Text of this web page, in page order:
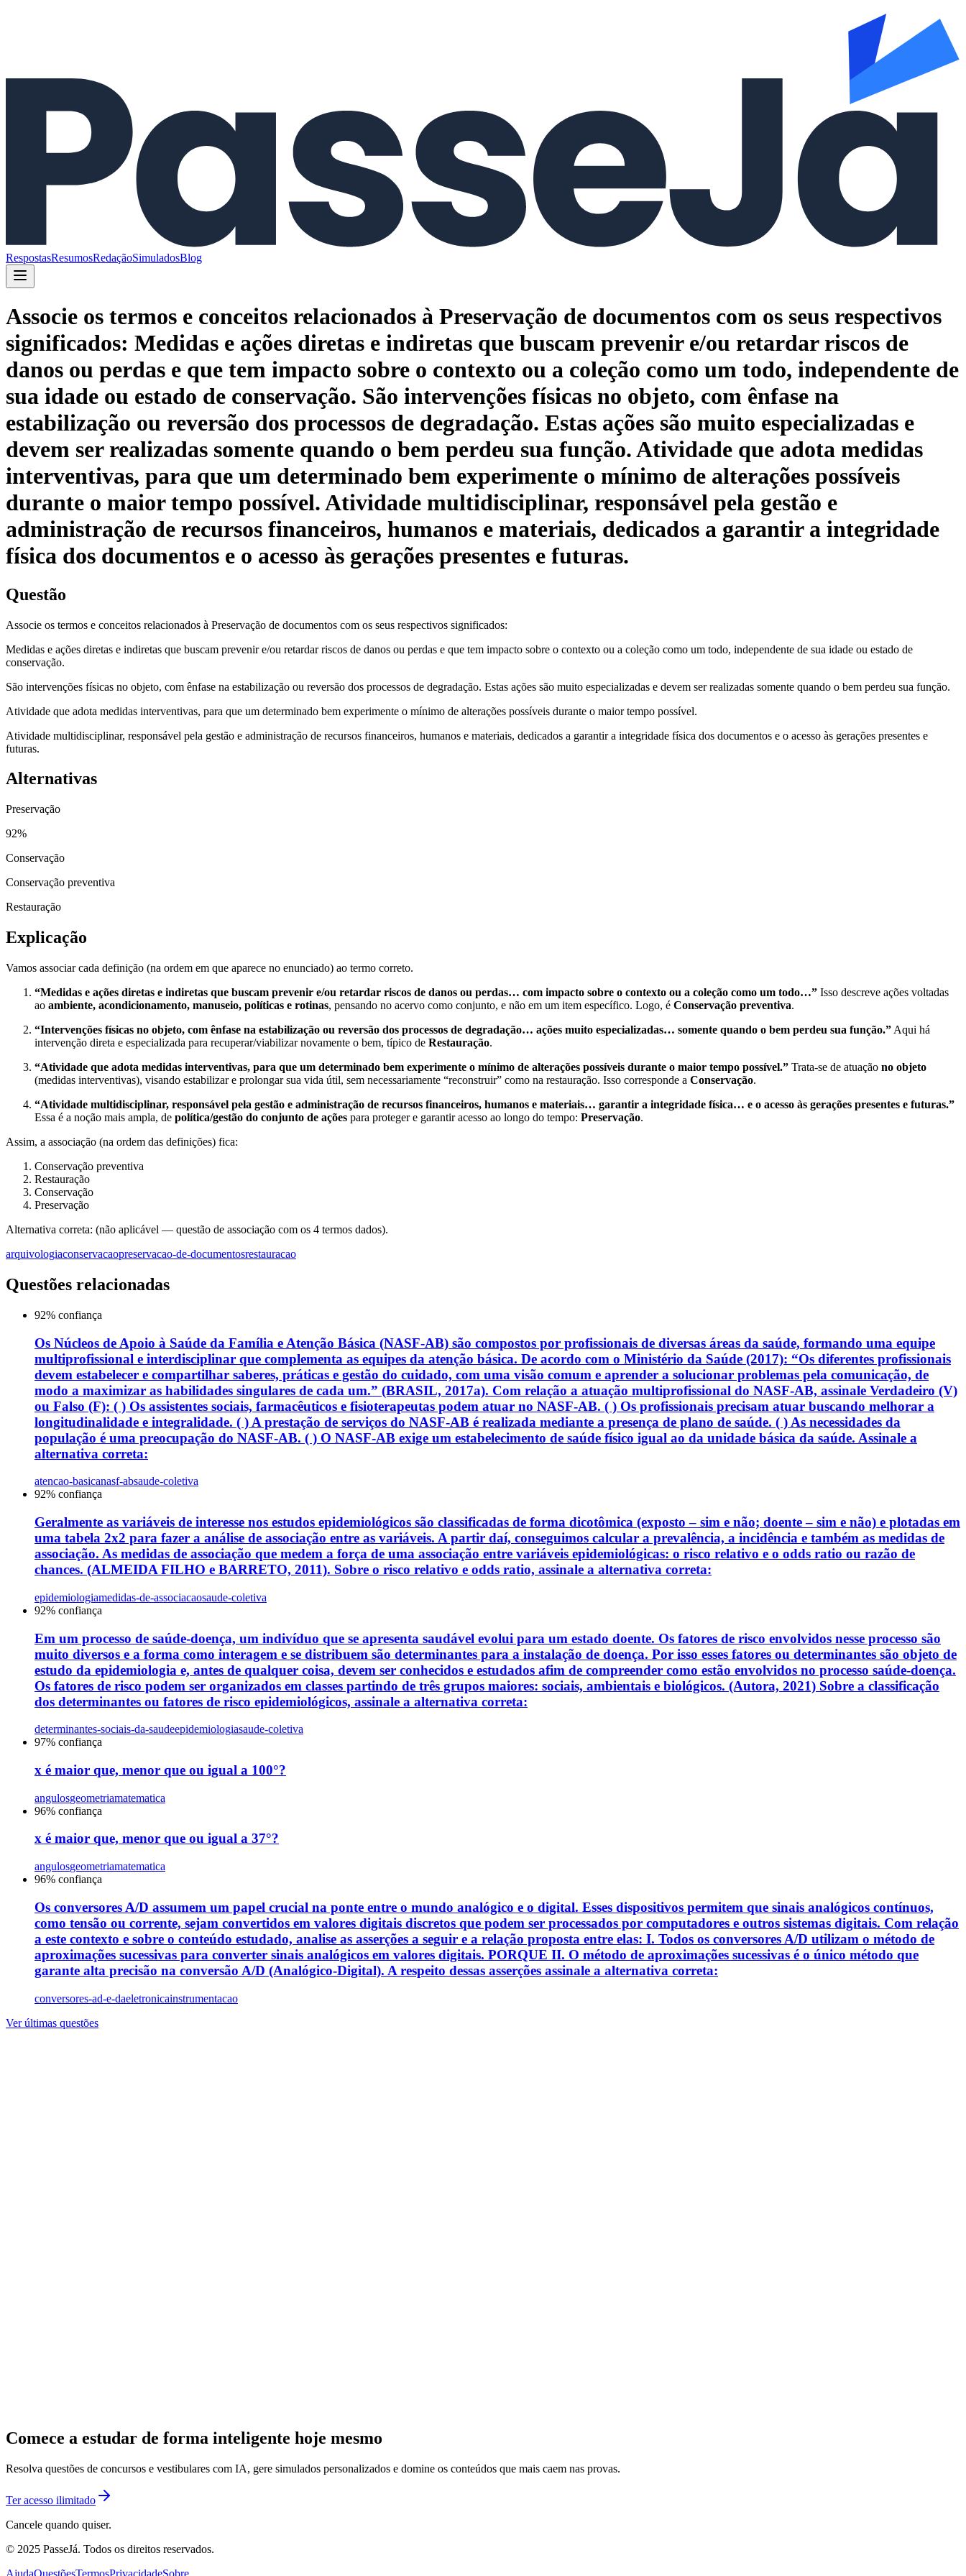
RespostasResumosRedaçãoSimuladosBlog
Associe os termos e conceitos relacionados à Preservação de documentos com os seus respectivos
significados: Medidas e ações diretas e indiretas que buscam prevenir e/ou retardar riscos de
danos ou perdas e que tem impacto sobre o contexto ou a coleção como um todo, independente de
sua idade ou estado de conservação. São intervenções físicas no objeto, com ênfase na
estabilização ou reversão dos processos de degradação. Estas ações são muito especializadas e
devem ser realizadas somente quando o bem perdeu sua função. Atividade que adota medidas
interventivas, para que um determinado bem experimente o mínimo de alterações possíveis
durante o maior tempo possível. Atividade multidisciplinar, responsável pela gestão e
administração de recursos financeiros, humanos e materiais, dedicados a garantir a integridade
física dos documentos e o acesso às gerações presentes e futuras.
Questão
Associe os termos e conceitos relacionados à Preservação de documentos com os seus respectivos significados:
Medidas e ações diretas e indiretas que buscam prevenir e/ou retardar riscos de danos ou perdas e que tem impacto sobre o contexto ou a coleção como um todo, independente de sua idade ou estado de
conservação.
São intervenções físicas no objeto, com ênfase na estabilização ou reversão dos processos de degradação. Estas ações são muito especializadas e devem ser realizadas somente quando o bem perdeu sua função.
Atividade que adota medidas interventivas, para que um determinado bem experimente o mínimo de alterações possíveis durante o maior tempo possível.
Atividade multidisciplinar, responsável pela gestão e administração de recursos financeiros, humanos e materiais, dedicados a garantir a integridade física dos documentos e o acesso às gerações presentes e
futuras.
Alternativas
Preservação
92%
Conservação
Conservação preventiva
Restauração
Explicação
Vamos associar cada definição (na ordem em que aparece no enunciado) ao termo correto.
“Medidas e ações diretas e indiretas que buscam prevenir e/ou retardar riscos de danos ou perdas… com impacto sobre o contexto ou a coleção como um todo…” Isso descreve ações voltadas
ao ambiente, acondicionamento, manuseio, políticas e rotinas, pensando no acervo como conjunto, e não em um item específico. Logo, é Conservação preventiva.
“Intervenções físicas no objeto, com ênfase na estabilização ou reversão dos processos de degradação… ações muito especializadas… somente quando o bem perdeu sua função.” Aqui há
intervenção direta e especializada para recuperar/viabilizar novamente o bem, típico de Restauração.
“Atividade que adota medidas interventivas, para que um determinado bem experimente o mínimo de alterações possíveis durante o maior tempo possível.” Trata-se de atuação no objeto
(medidas interventivas), visando estabilizar e prolongar sua vida útil, sem necessariamente “reconstruir” como na restauração. Isso corresponde a Conservação.
“Atividade multidisciplinar, responsável pela gestão e administração de recursos financeiros, humanos e materiais… garantir a integridade física… e o acesso às gerações presentes e futuras.”
Essa é a noção mais ampla, de política/gestão do conjunto de ações para proteger e garantir acesso ao longo do tempo: Preservação.
Assim, a associação (na ordem das definições) fica:
Conservação preventiva
Restauração
Conservação
Preservação
Alternativa correta: (não aplicável — questão de associação com os 4 termos dados).
arquivologiaconservacaopreservacao-de-documentosrestauracao
Questões relacionadas
92% confiança
Os Núcleos de Apoio à Saúde da Família e Atenção Básica (NASF-AB) são compostos por profissionais de diversas áreas da saúde, formando uma equipe
multiprofissional e interdisciplinar que complementa as equipes da atenção básica. De acordo com o Ministério da Saúde (2017): “Os diferentes profissionais
devem estabelecer e compartilhar saberes, práticas e gestão do cuidado, com uma visão comum e aprender a solucionar problemas pela comunicação, de
modo a maximizar as habilidades singulares de cada um.” (BRASIL, 2017a). Com relação a atuação multiprofissional do NASF-AB, assinale Verdadeiro (V)
ou Falso (F): ( ) Os assistentes sociais, farmacêuticos e fisioterapeutas podem atuar no NASF-AB. ( ) Os profissionais precisam atuar buscando melhorar a
longitudinalidade e integralidade. ( ) A prestação de serviços do NASF-AB é realizada mediante a presença de plano de saúde. ( ) As necessidades da
população é uma preocupação do NASF-AB. ( ) O NASF-AB exige um estabelecimento de saúde físico igual ao da unidade básica da saúde. Assinale a
alternativa correta:
atencao-basicanasf-absaude-coletiva
92% confiança
Geralmente as variáveis de interesse nos estudos epidemiológicos são classificadas de forma dicotômica (exposto – sim e não; doente – sim e não) e plotadas em
uma tabela 2x2 para fazer a análise de associação entre as variáveis. A partir daí, conseguimos calcular a prevalência, a incidência e também as medidas de
associação. As medidas de associação que medem a força de uma associação entre variáveis epidemiológicas: o risco relativo e o odds ratio ou razão de
chances. (ALMEIDA FILHO e BARRETO, 2011). Sobre o risco relativo e odds ratio, assinale a alternativa correta:
epidemiologiamedidas-de-associacaosaude-coletiva
92% confiança
Em um processo de saúde-doença, um indivíduo que se apresenta saudável evolui para um estado doente. Os fatores de risco envolvidos nesse processo são
muito diversos e a forma como interagem e se distribuem são determinantes para a instalação de doença. Por isso esses fatores ou determinantes são objeto de
estudo da epidemiologia e, antes de qualquer coisa, devem ser conhecidos e estudados afim de compreender como estão envolvidos no processo saúde-doença.
Os fatores de risco podem ser organizados em classes partindo de três grupos maiores: sociais, ambientais e biológicos. (Autora, 2021) Sobre a classificação
dos determinantes ou fatores de risco epidemiológicos, assinale a alternativa correta:
determinantes-sociais-da-saudeepidemiologiasaude-coletiva
97% confiança
x é maior que, menor que ou igual a 100°?
angulosgeometriamatematica
96% confiança
x é maior que, menor que ou igual a 37°?
angulosgeometriamatematica
96% confiança
Os conversores A/D assumem um papel crucial na ponte entre o mundo analógico e o digital. Esses dispositivos permitem que sinais analógicos contínuos,
como tensão ou corrente, sejam convertidos em valores digitais discretos que podem ser processados por computadores e outros sistemas digitais. Com relação
a este contexto e sobre o conteúdo estudado, analise as asserções a seguir e a relação proposta entre elas: I. Todos os conversores A/D utilizam o método de
aproximações sucessivas para converter sinais analógicos em valores digitais. PORQUE II. O método de aproximações sucessivas é o único método que
garante alta precisão na conversão A/D (Analógico-Digital). A respeito dessas asserções assinale a alternativa correta:
conversores-ad-e-daeletronicainstrumentacao
Ver últimas questões
Comece a estudar de forma inteligente hoje mesmo
Resolva questões de concursos e vestibulares com IA, gere simulados personalizados e domine os conteúdos que mais caem nas provas.
Ter acesso ilimitado
Cancele quando quiser.
© 2025 PasseJá. Todos os direitos reservados.
AjudaQuestõesTermosPrivacidadeSobre